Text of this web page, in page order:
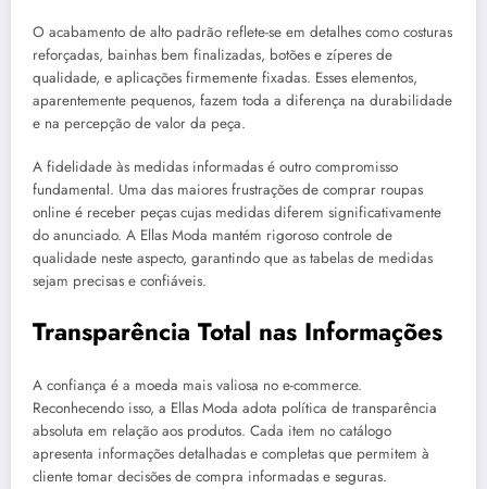
O acabamento de alto padrão reflete-se em detalhes como costuras
reforçadas, bainhas bem finalizadas, botões e zíperes de
qualidade, e aplicações firmemente fixadas. Esses elementos,
aparentemente pequenos, fazem toda a diferença na durabilidade
e na percepção de valor da peça.
A fidelidade às medidas informadas é outro compromisso
fundamental. Uma das maiores frustrações de comprar roupas
online é receber peças cujas medidas diferem significativamente
do anunciado. A Ellas Moda mantém rigoroso controle de
qualidade neste aspecto, garantindo que as tabelas de medidas
sejam precisas e confiáveis.
Transparência Total nas Informações
A confiança é a moeda mais valiosa no e-commerce.
Reconhecendo isso, a Ellas Moda adota política de transparência
absoluta em relação aos produtos. Cada item no catálogo
apresenta informações detalhadas e completas que permitem à
cliente tomar decisões de compra informadas e seguras.